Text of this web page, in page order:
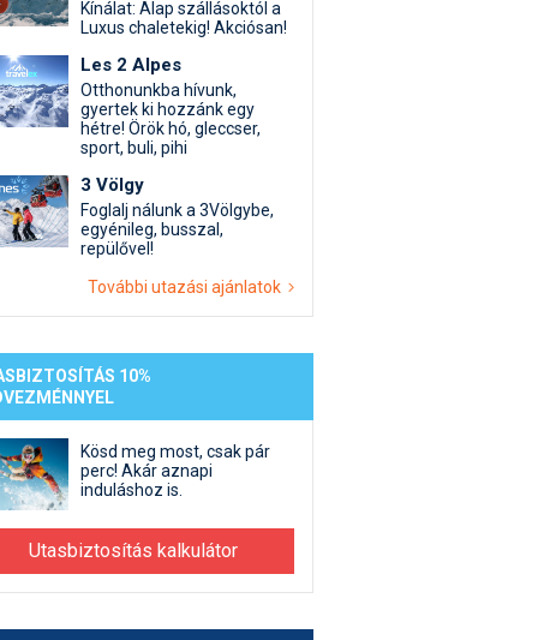
Termékkereső
egyéb síeléshez kapcsolódó téma
kapcsolatos kérdések és válaszok
beszélgetések
Kínálat: Alap szállásoktól a
Luxus chaletekig! Akciósan!
Les 2 Alpes
Otthonunkba hívunk,
gyertek ki hozzánk egy
hétre! Örök hó, gleccser,
sport, buli, pihi
3 Völgy
Foglalj nálunk a 3Völgybe,
egyénileg, busszal,
repülővel!
További utazási ajánlatok
10%
Kösd meg most, csak pár
perc! Akár aznapi
induláshoz is.
Utasbiztosítás kalkulátor